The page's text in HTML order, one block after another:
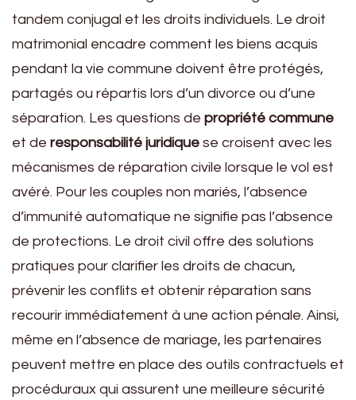
tandem conjugal et les droits individuels. Le droit
matrimonial encadre comment les biens acquis
pendant la vie commune doivent être protégés,
partagés ou répartis lors d’un divorce ou d’une
séparation. Les questions de propriété commune
et de responsabilité juridique se croisent avec les
mécanismes de réparation civile lorsque le vol est
avéré. Pour les couples non mariés, l’absence
d’immunité automatique ne signifie pas l’absence
de protections. Le droit civil offre des solutions
pratiques pour clarifier les droits de chacun,
prévenir les conflits et obtenir réparation sans
recourir immédiatement à une action pénale. Ainsi,
même en l’absence de mariage, les partenaires
peuvent mettre en place des outils contractuels et
procéduraux qui assurent une meilleure sécurité